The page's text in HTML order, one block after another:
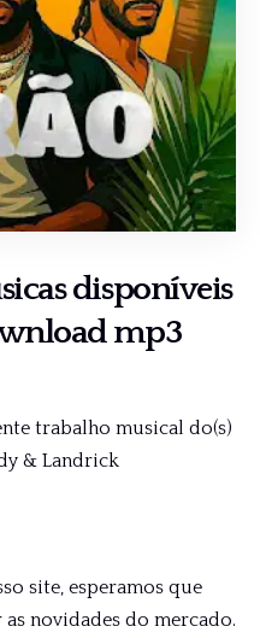
disponíveis
mp3
trabalho musical do(s)
& Landrick
site, esperamos que
novidades do mercado.